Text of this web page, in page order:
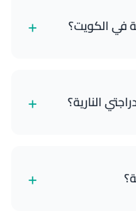
في الكويت؟ +
على نوع دراجتك
النارية؟ +
في منزلك أو
+